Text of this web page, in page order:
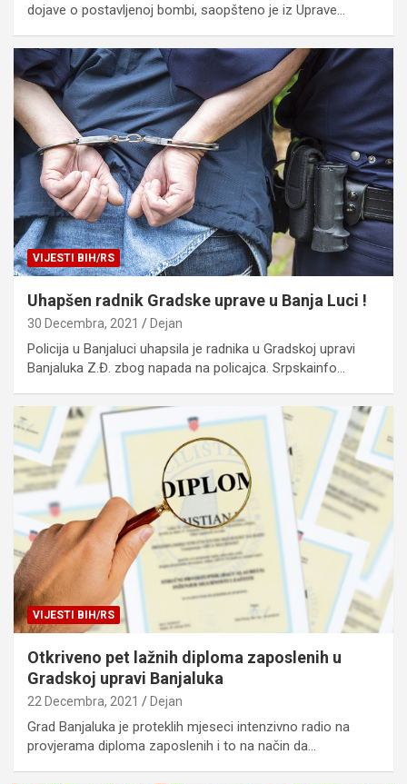
dojave o postavljenoj bombi, saopšteno je iz Uprave…
VIJESTI BIH/RS
Uhapšen radnik Gradske uprave u Banja Luci !
30 Decembra, 2021 Dejan
Policija u Banjaluci uhapsila je radnika u Gradskoj upravi
Banjaluka Z.Đ. zbog napada na policajca. Srpskainfo…
VIJESTI BIH/RS
Otkriveno pet lažnih diploma zaposlenih u
Gradskoj upravi Banjaluka
22 Decembra, 2021 Dejan
Grad Banjaluka je proteklih mjeseci intenzivno radio na
provjerama diploma zaposlenih i to na način da…